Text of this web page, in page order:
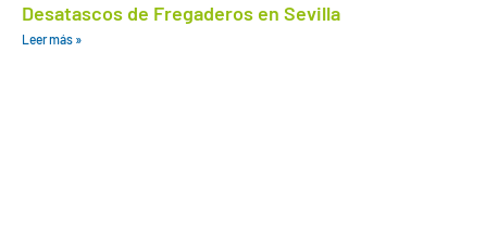
Desatascos de Fregaderos en Sevilla
Leer más »